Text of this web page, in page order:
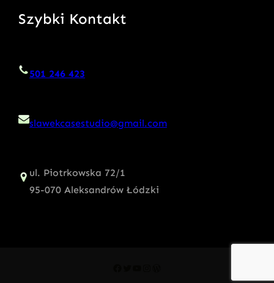
Szybki Kontakt
501 246 423
slawekcasestudio@gmail.com
ul. Piotrkowska 72/1
95-070 Aleksandrów Łódzki